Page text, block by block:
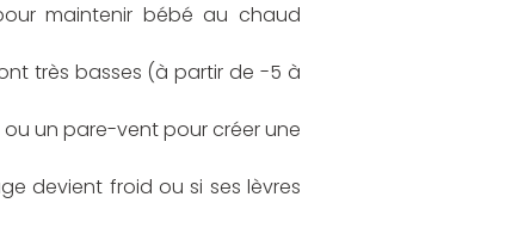
maintenir bébé au chaud
très basses (à partir de -5 à
ou un pare-vent pour créer une
devient froid ou si ses lèvres